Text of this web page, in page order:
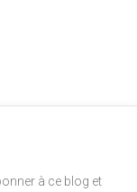
à ce blog et